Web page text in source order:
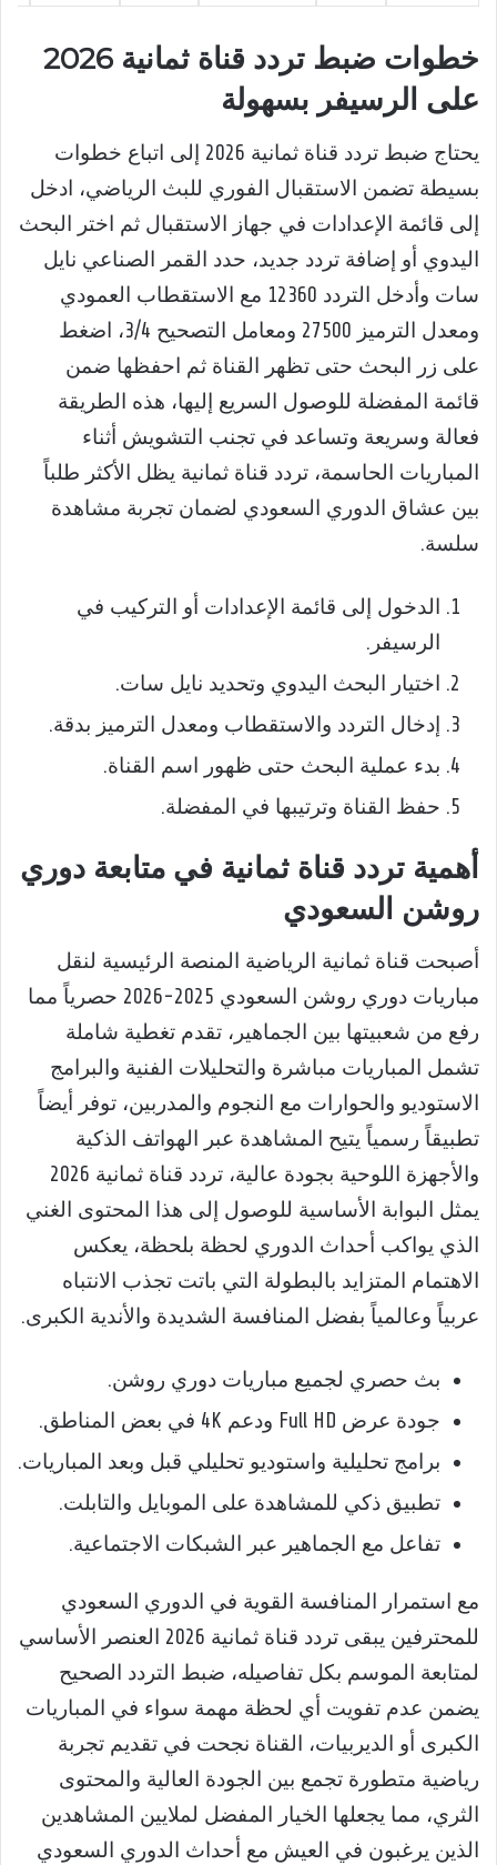
خطوات ضبط تردد قناة ثمانية 2026
على الرسيفر بسهولة
يحتاج ضبط تردد قناة ثمانية 2026 إلى اتباع خطوات
بسيطة تضمن الاستقبال الفوري للبث الرياضي، ادخل
إلى قائمة الإعدادات في جهاز الاستقبال ثم اختر البحث
اليدوي أو إضافة تردد جديد، حدد القمر الصناعي نايل
سات وأدخل التردد 12360 مع الاستقطاب العمودي
ومعدل الترميز 27500 ومعامل التصحيح 3/4، اضغط
على زر البحث حتى تظهر القناة ثم احفظها ضمن
قائمة المفضلة للوصول السريع إليها، هذه الطريقة
فعالة وسريعة وتساعد في تجنب التشويش أثناء
المباريات الحاسمة، تردد قناة ثمانية يظل الأكثر طلباً
بين عشاق الدوري السعودي لضمان تجربة مشاهدة
سلسة.
الدخول إلى قائمة الإعدادات أو التركيب في
الرسيفر.
اختيار البحث اليدوي وتحديد نايل سات.
إدخال التردد والاستقطاب ومعدل الترميز بدقة.
بدء عملية البحث حتى ظهور اسم القناة.
حفظ القناة وترتيبها في المفضلة.
أهمية تردد قناة ثمانية في متابعة دوري
روشن السعودي
أصبحت قناة ثمانية الرياضية المنصة الرئيسية لنقل
مباريات دوري روشن السعودي 2025-2026 حصرياً مما
رفع من شعبيتها بين الجماهير، تقدم تغطية شاملة
تشمل المباريات مباشرة والتحليلات الفنية والبرامج
الاستوديو والحوارات مع النجوم والمدربين، توفر أيضاً
تطبيقاً رسمياً يتيح المشاهدة عبر الهواتف الذكية
والأجهزة اللوحية بجودة عالية، تردد قناة ثمانية 2026
يمثل البوابة الأساسية للوصول إلى هذا المحتوى الغني
الذي يواكب أحداث الدوري لحظة بلحظة، يعكس
الاهتمام المتزايد بالبطولة التي باتت تجذب الانتباه
عربياً وعالمياً بفضل المنافسة الشديدة والأندية الكبرى.
بث حصري لجميع مباريات دوري روشن.
جودة عرض Full HD ودعم 4K في بعض المناطق.
برامج تحليلية واستوديو تحليلي قبل وبعد المباريات.
تطبيق ذكي للمشاهدة على الموبايل والتابلت.
تفاعل مع الجماهير عبر الشبكات الاجتماعية.
مع استمرار المنافسة القوية في الدوري السعودي
للمحترفين يبقى تردد قناة ثمانية 2026 العنصر الأساسي
لمتابعة الموسم بكل تفاصيله، ضبط التردد الصحيح
يضمن عدم تفويت أي لحظة مهمة سواء في المباريات
الكبرى أو الديربيات، القناة نجحت في تقديم تجربة
رياضية متطورة تجمع بين الجودة العالية والمحتوى
الثري، مما يجعلها الخيار المفضل لملايين المشاهدين
الذين يرغبون في العيش مع أحداث الدوري السعودي